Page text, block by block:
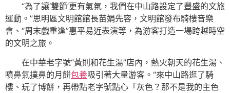
“為了讓‘雙節’更有氣氛，我們在中山路設定了豐盛的文旅
運動。”思明區文明館館長苗娟先容，文明館發布騎樓音樂
會、“周末戲重逢”惠平易近表演等，為游客打造一場跨越時空
的文明之旅。
在中華老字號“黃則和花生湯”店內，熱火朝天的花生湯、
噴鼻氣撲鼻的月餅包養吸引著大量游客。“來中山路逛了騎
樓、玩了博餅，再帶點老字號點心「灰色？那不是我的主色